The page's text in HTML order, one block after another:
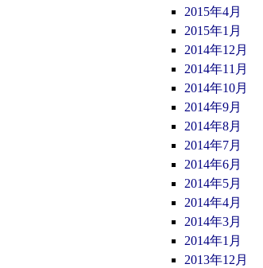
2015年4月
2015年1月
2014年12月
2014年11月
2014年10月
2014年9月
2014年8月
2014年7月
2014年6月
2014年5月
2014年4月
2014年3月
2014年1月
2013年12月